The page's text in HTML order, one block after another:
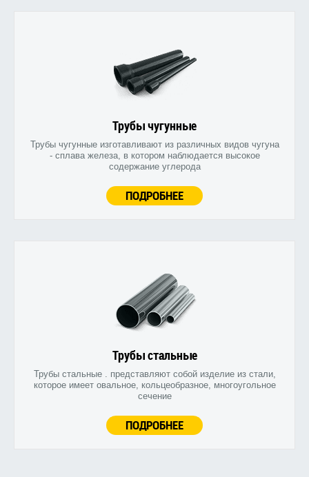
Трубы чугунные
Трубы чугунные изготавливают из различных видов чугуна
- сплава железа, в котором наблюдается высокое
содержание углерода
ПОДРОБНЕЕ
Трубы стальные
Трубы стальные . представляют собой изделие из стали,
которое имеет овальное, кольцеобразное, многоугольное
сечение
ПОДРОБНЕЕ